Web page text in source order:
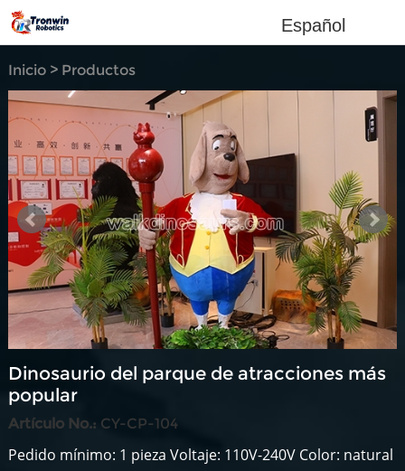
Español
Inicio> Productos
personalizados
Dinosaurio del parque de atracciones más
popular
Artículo No.: CY-CP-104
Pedido mínimo: 1 pieza Voltaje: 110V-240V Color: natural